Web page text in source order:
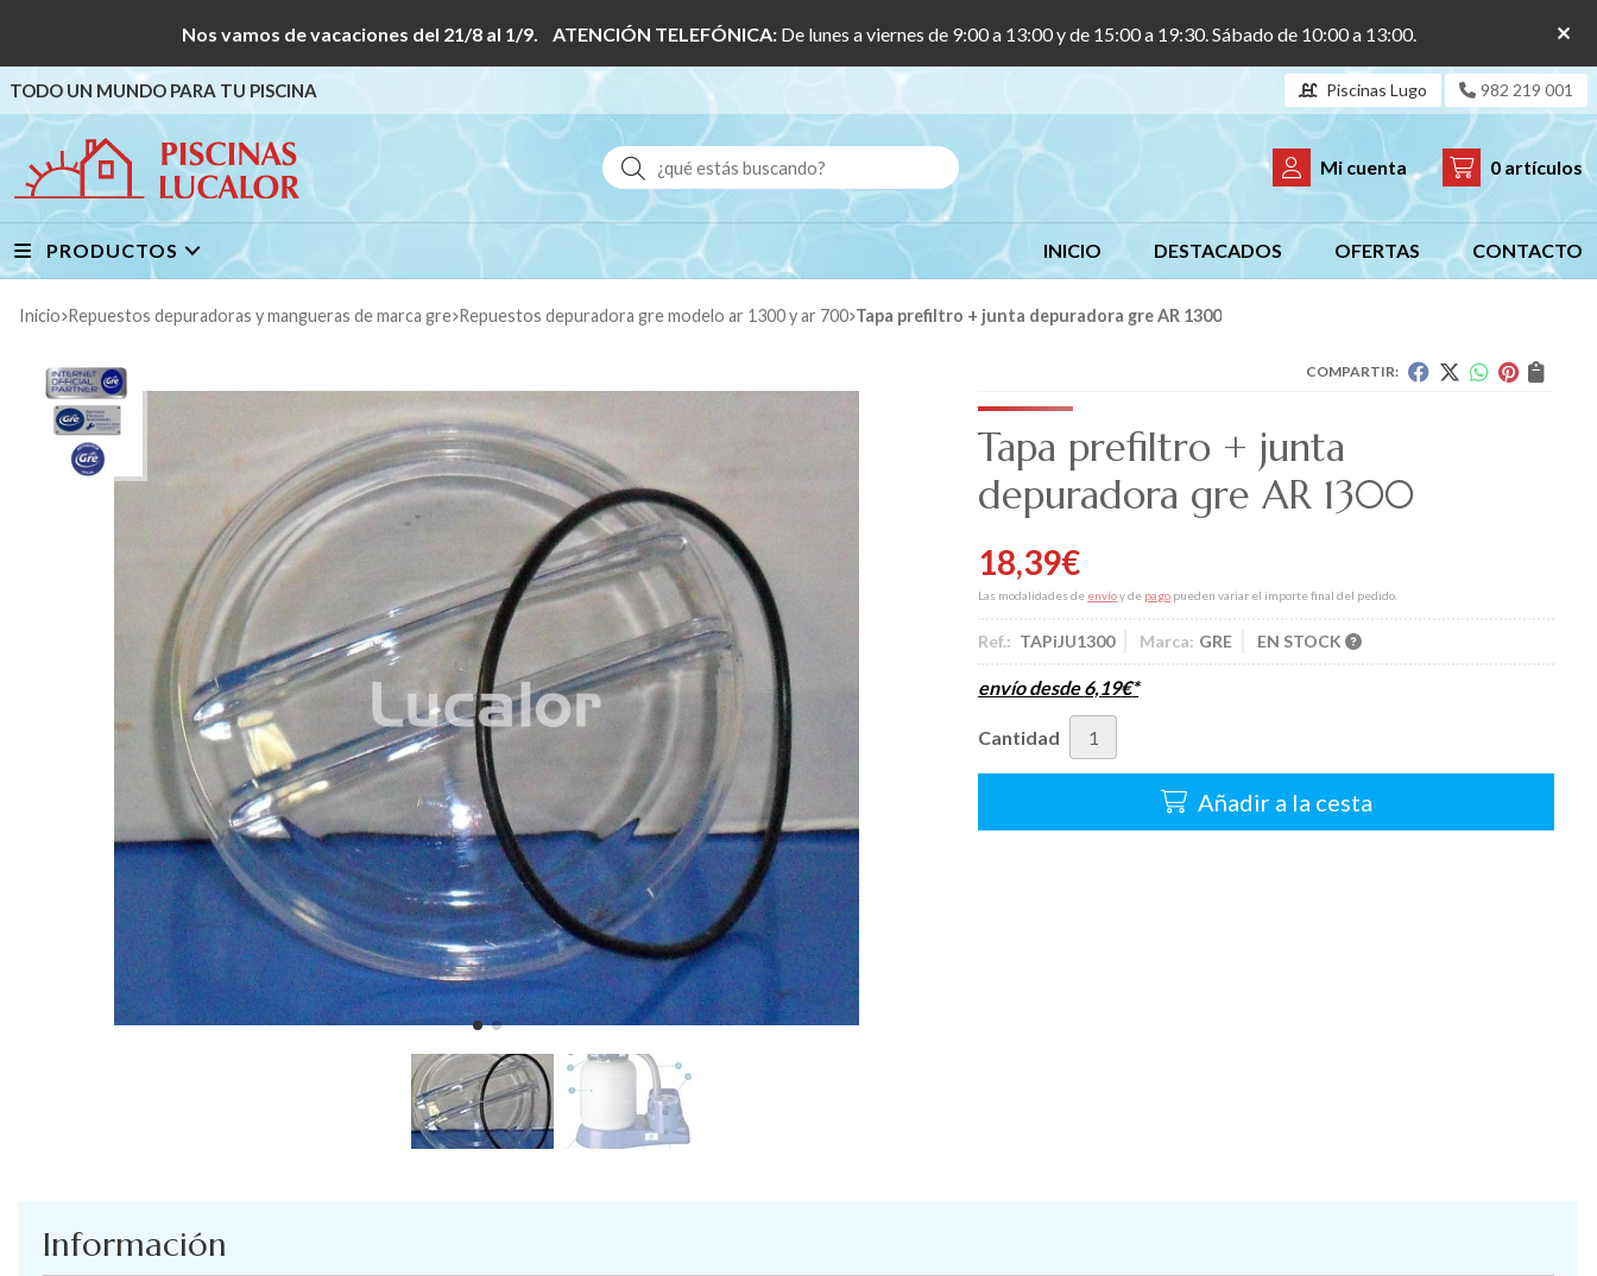
Nos vamos de vacaciones del 21/8 al 1/9. ATENCIÓN TELEFÓNICA: De lunes a viernes de 9:00 a 13:00 y de 15:00 a 19:30. Sábado de 10:00 a 13:00.
TODO UN MUNDO PARA TU PISCINA Piscinas Lugo 982 219 001
Buscar Mi cuenta 0 artículos
PRODUCTOS INICIO DESTACADOS OFERTAS CONTACTO
Inicio repuestos depuradoras y mangueras de marca gre repuestos depuradora gre modelo ar 1300 y ar 700 Tapa prefiltro + junta depuradora gre AR 1300
COMPARTIR:
Tapa prefiltro + junta
depuradora gre AR 1300
18,39€
Las modalidades de envíoy de pago pueden variar el importe final del pedido.
Ref.: TAPiJU1300 Marca: GRE EN STOCK
envío desde6,19€*
Cantidad
Añadir a la cesta
Información